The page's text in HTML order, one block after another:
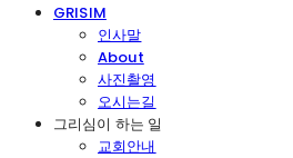
GRISIM
인사말
About
사진촬영
오시는길
그리심이 하는 일
교회안내